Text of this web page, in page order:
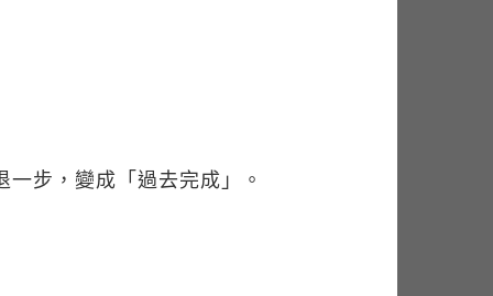
步，變成「過去完成」。